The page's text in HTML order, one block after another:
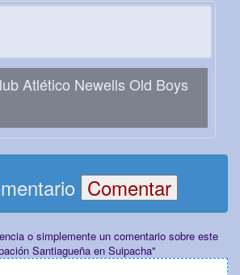
Atlético Newells Old Boys
o simplemente un comentario sobre este
Santiagueña en Suipacha"